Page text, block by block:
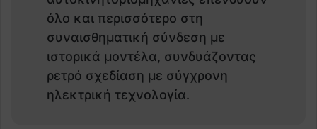
όλο και περισσότερο στη
συναισθηματική σύνδεση με
ιστορικά μοντέλα, συνδυάζοντας
ρετρό σχεδίαση με σύγχρονη
ηλεκτρική τεχνολογία.